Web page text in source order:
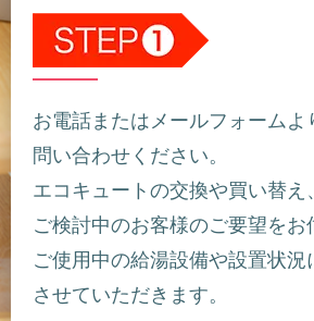
お電話またはメールフォームよ
問い合わせください。
エコキュートの交換や買い替え
ご検討中のお客様のご要望をお
ご使用中の給湯設備や設置状況
させていただきます。